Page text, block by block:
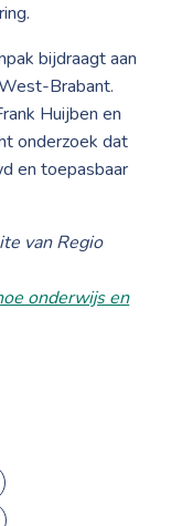
bijdraagt aan
Brabant.
Huijben en
onderzoek dat
en toepasbaar
van Regio
onderwijs en